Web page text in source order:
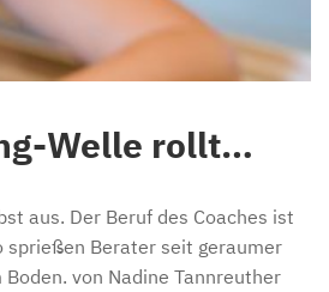
Welle rollt…
aus. Der Beruf des Coaches ist
sprießen Berater seit geraumer
von Nadine Tannreuther